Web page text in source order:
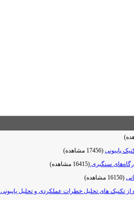
پاپیونی (17456 مشاهده)
(16415 مشاهده)
(16150 مشاهده)
تکنیک های تحلیل خطرات عملکردی و تحلیل پاپیونی